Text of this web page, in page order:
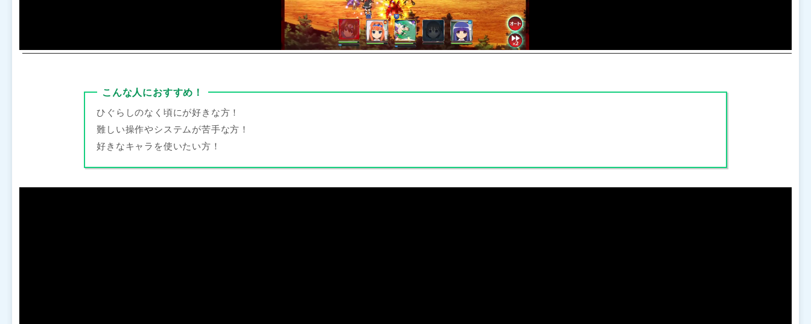
こんな人におすすめ！
ひぐらしのなく頃にが好きな方！
難しい操作やシステムが苦手な方！
好きなキャラを使いたい方！